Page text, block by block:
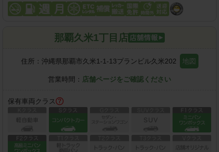
那覇久米1丁目店
住所： 沖縄県那覇市久米1-1-13プランビル久米202 地図
営業時間： 店舗ページをご確認ください
保有車両クラス